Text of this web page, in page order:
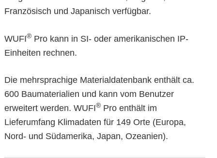
Französisch und Japanisch verfügbar.
WUFI®Pro kann in SI- oder amerikanischen IP-
Einheiten rechnen.
Die mehrsprachige Materialdatenbank enthält ca.
600 Baumaterialien und kann vom Benutzer
erweitert werden. WUFI®Pro enthält im
Lieferumfang Klimadaten für 149 Orte (Europa,
Nord- und Südamerika, Japan, Ozeanien).